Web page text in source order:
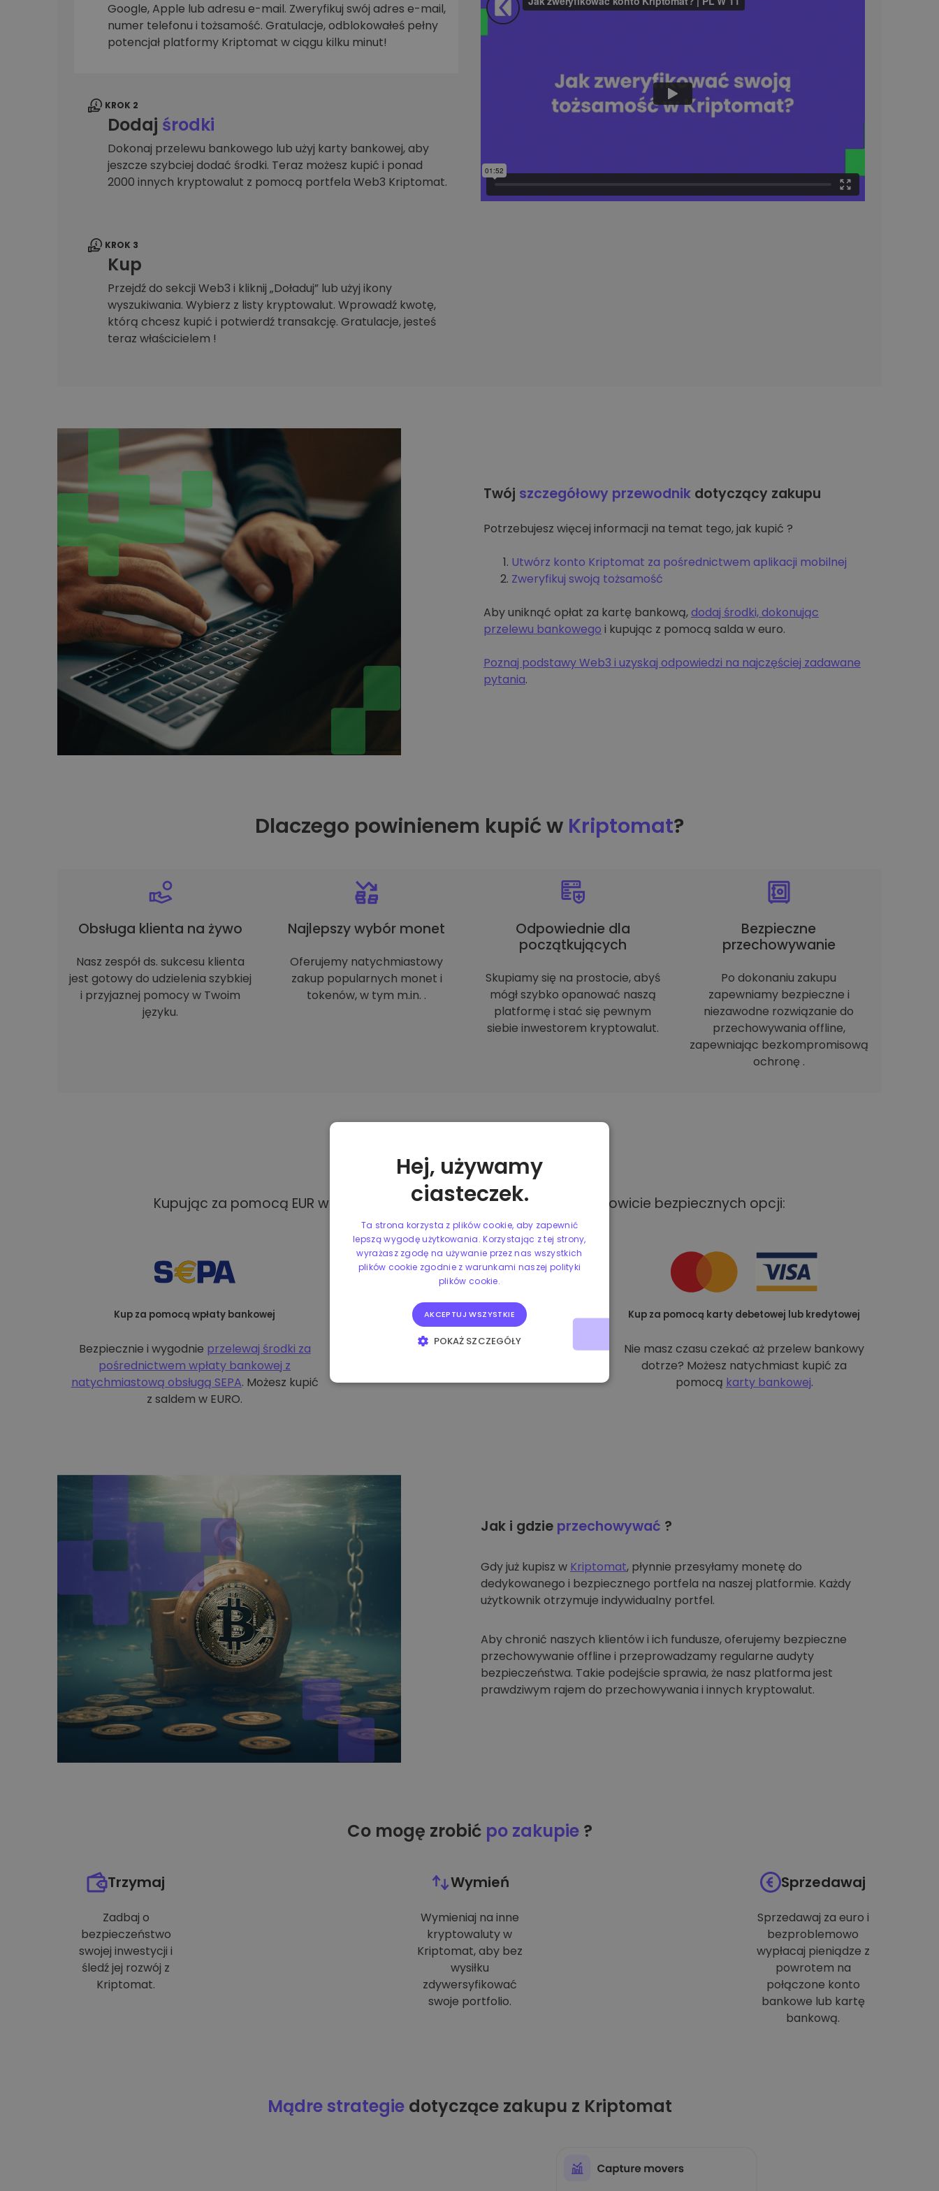
Explorer inwestycji
Znajdź swoją strategię kryptowalut
Google, Apple lub adresu e-mail. Zweryfikuj swój adres e-mail,
numer telefonu i tożsamość. Gratulacje, odblokowałeś pełny
potencjał platformy Kriptomat w ciągu kilku minut!
KROK 2
Dodaj środki
Dokonaj przelewu bankowego lub użyj karty bankowej, aby
jeszcze szybciej dodać środki. Teraz możesz kupić i ponad
2000 innych kryptowalut z pomocą portfela Web3 Kriptomat.
KROK 3
Kup
Przejdź do sekcji Web3 i kliknij „Doładuj” lub użyj ikony
wyszukiwania. Wybierz z listy kryptowalut. Wprowadź kwotę,
którą chcesz kupić i potwierdź transakcję. Gratulacje, jesteś
teraz właścicielem !
Twój szczegółowy przewodnik dotyczący zakupu
Potrzebujesz więcej informacji na temat tego, jak kupić ?
Utwórz konto Kriptomat za pośrednictwem aplikacji mobilnej
Zweryfikuj swoją tożsamość
Aby uniknąć opłat za kartę bankową,dodaj środki, dokonując
przelewu bankowego i kupując z pomocą salda w euro.
Poznaj podstawy Web3 i uzyskaj odpowiedzi na najczęściej zadawane
pytania.
Dlaczego powinienem kupić w Kriptomat?
Obsługa klienta na żywo
Nasz zespół ds. sukcesu klienta
jest gotowy do udzielenia szybkiej
i przyjaznej pomocy w Twoim
języku.
Najlepszy wybór monet
Oferujemy natychmiastowy
zakup popularnych monet i
tokenów, w tym m.in. .
Odpowiednie dla
początkujących
Skupiamy się na prostocie, abyś
mógł szybko opanować naszą
platformę i stać się pewnym
siebie inwestorem kryptowalut.
Bezpieczne
przechowywanie
Po dokonaniu zakupu
zapewniamy bezpieczne i
niezawodne rozwiązanie do
przechowywania offline,
zapewniając bezkompromisową
ochronę .
Metodypłatności
Kupując za pomocą EUR w Kriptomat, masz dostęp do różnych i całkowicie bezpiecznych opcji:
Kup za pomocą wpłaty bankowej
Bezpiecznie i wygodnie przelewaj środki za
pośrednictwem wpłaty bankowej z
natychmiastową obsługą SEPA. Możesz kupić
z saldem w EURO.
Kup za pomocą karty debetowej lub kredytowej
Nie masz czasu czekać aż przelew bankowy
dotrze? Możesz natychmiast kupić za
pomocą karty bankowej.
Jak i gdzie przechowywać ?
Gdy już kupisz w Kriptomat, płynnie przesyłamy monetę do
dedykowanego i bezpiecznego portfela na naszej platformie. Każdy
użytkownik otrzymuje indywidualny portfel.
Aby chronić naszych klientów i ich fundusze, oferujemy bezpieczne
przechowywanie offline i przeprowadzamy regularne audyty
bezpieczeństwa. Takie podejście sprawia, że nasz platforma jest
prawdziwym rajem do przechowywania i innych kryptowalut.
Co mogę zrobić po zakupie?
Trzymaj
Zadbaj o
bezpieczeństwo
swojej inwestycji i
śledź jej rozwój z
Kriptomat.
Wymień
Wymieniaj na inne
kryptowaluty w
Kriptomat, aby bez
wysiłku
zdywersyfikować
swoje portfolio.
Sprzedawaj
Sprzedawaj za euro i
bezproblemowo
wypłacaj pieniądze z
powrotem na
połączone konto
bankowe lub kartę
bankową.
Mądre strategiedotyczące zakupu z Kriptomat
Hej, używamy
ciasteczek.
Ta strona korzysta z plików cookie, aby zapewnić
lepszą wygodę użytkowania. Korzystając z tej strony,
wyrażasz zgodę na używanie przez nas wszystkich
plików cookie zgodnie z warunkami naszej polityki
plików cookie.
AKCEPTUJ WSZYSTKIE
POKAŻ SZCZEGÓŁY